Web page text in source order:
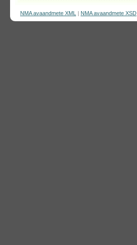
NMA avaandmete XML | NMA avaandmete XSD